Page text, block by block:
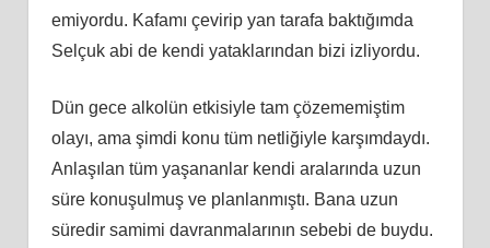
emiyordu. Kafamı çevirip yan tarafa baktığımda
Selçuk abi de kendi yataklarından bizi izliyordu.
Dün gece alkolün etkisiyle tam çözememiştim
olayı, ama şimdi konu tüm netliğiyle karşımdaydı.
Anlaşılan tüm yaşananlar kendi aralarında uzun
süre konuşulmuş ve planlanmıştı. Bana uzun
süredir samimi davranmalarının sebebi de buydu.